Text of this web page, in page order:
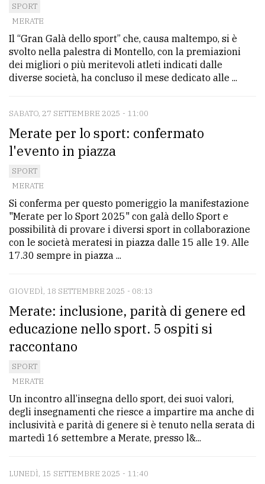
comune
Ricerca
avanzata
TESTATE
PRIVACY
Privacy
policy
SPORT
MERATE
Il “Gran Galà dello sport” che, causa maltempo, si è
svolto nella palestra di Montello, con la premiazioni
dei migliori o più meritevoli atleti indicati dalle
diverse società, ha concluso il mese dedicato alle ...
SABATO, 27 SETTEMBRE 2025 - 11:00
Merate per lo sport: confermato
l'evento in piazza
SPORT
MERATE
Si conferma per questo pomeriggio la manifestazione
"Merate per lo Sport 2025" con galà dello Sport e
possibilità di provare i diversi sport in collaborazione
con le società meratesi in piazza dalle 15 alle 19. Alle
17.30 sempre in piazza ...
GIOVEDÌ, 18 SETTEMBRE 2025 - 08:13
Merate: inclusione, parità di genere ed
educazione nello sport. 5 ospiti si
raccontano
SPORT
MERATE
Un incontro all’insegna dello sport, dei suoi valori,
degli insegnamenti che riesce a impartire ma anche di
inclusività e parità di genere si è tenuto nella serata di
martedì 16 settembre a Merate, presso l&...
LUNEDÌ, 15 SETTEMBRE 2025 - 11:40